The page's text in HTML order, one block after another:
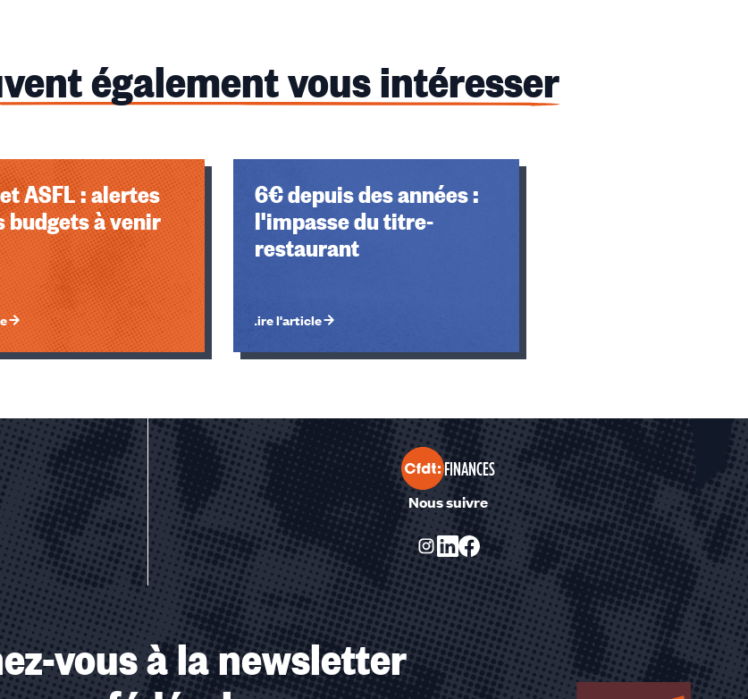
cookies
également vous intéresser
ASFL : alertes
budgets à venir
6€ depuis des années :
l'impasse du titre-
restaurant
Lire l'article
FINANCES
Nous suivre
vous à la newsletter